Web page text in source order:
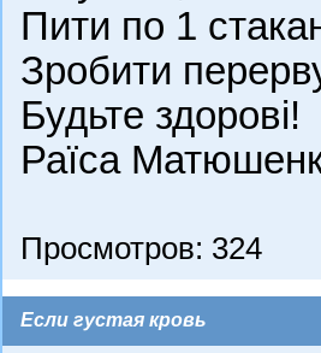
Пити по 1
Зробити
Будьте здорові!
Раїса
Просмотров: 324
Если густая кровь